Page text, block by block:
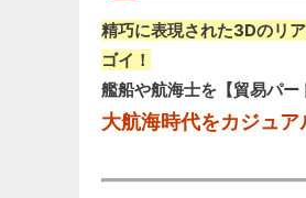
精巧に表現された3Dのリ
ゴイ！
艦船や航海士を【貿易パー
大航海時代をカジュ